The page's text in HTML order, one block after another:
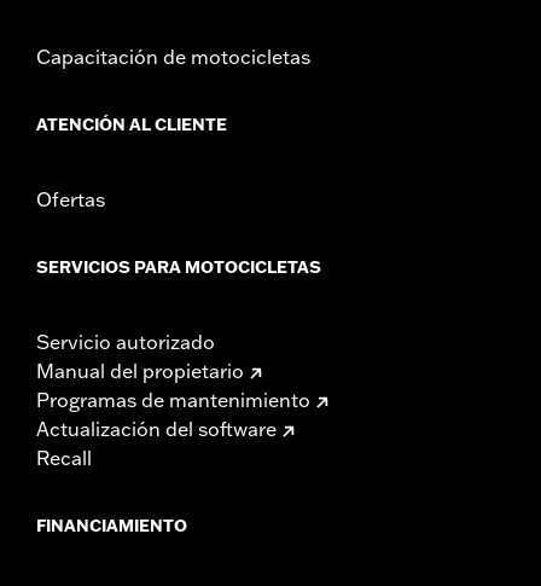
Capacitación de motocicletas
ATENCIÓN AL CLIENTE
Ofertas
SERVICIOS PARA MOTOCICLETAS
Servicio autorizado
Manual del propietario
Programas de mantenimiento
Actualización del software
Recall
FINANCIAMIENTO